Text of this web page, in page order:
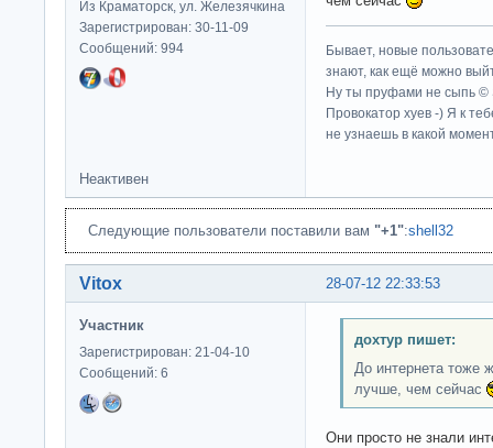
Из Краматорск, ул. Железячкина
Зарегистрирован: 30-11-09
Сообщений: 994
Бывает, новые
знают, как ещё можно
Ну ты пруфами не сыпь ©
Провокатор хуев -) Я к
не узнаешь в какой
Неактивен
Следующие пользователи поставили вам "+1":shell32
28-07-12 22:33:53
Vitox
Участник
Зарегистрирован: 21-04-10
Сообщений: 6
дохтур пишет:
До интернета тоже
лучше, чем сейчас
Они просто не знали